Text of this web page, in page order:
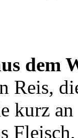
dem
Reis,
kurz